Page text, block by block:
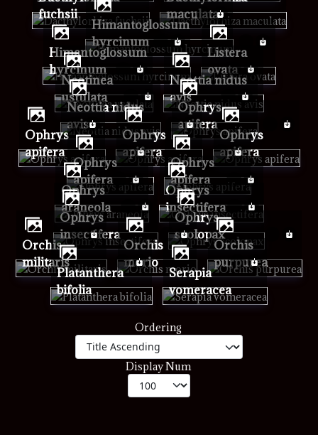
fuchsii
maculata
Himantoglossum
hyrcinum
Himantoglossum
hyrcinum
Listera
ovata
Neotinea
ustulata
Neottia nidus
avis
Neottia nidus
avis
Ophrys
apifera
Ophrys
apifera
Ophrys
apifera
Ophrys
apifera
Ophrys
apifera
Ophrys
apifera
Ophrys
araneola
Ophrys
insectifera
Ophrys
insectifera
Ophrys
scolopax
Orchis
militaris
Orchis
morio
Orchis
purpurea
Platanthera
bifolia
Serapia
vomeracea
Ordering
Display Num